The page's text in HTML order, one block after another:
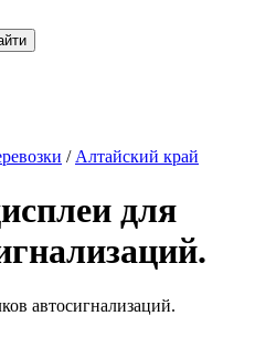
/ Алтайский край
для
автосигнализаций.